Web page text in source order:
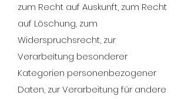
zum Recht auf Auskunft, zum Recht
auf Löschung, zum
Widerspruchsrecht, zur
Verarbeitung besonderer
Kategorien personenbezogener
Daten, zur Verarbeitung für andere